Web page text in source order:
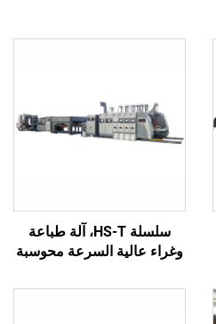
سلسلة HS-T، آلة طباعة
وغراء عالية السرعة محوسبة
(للعلب الصغيرة)